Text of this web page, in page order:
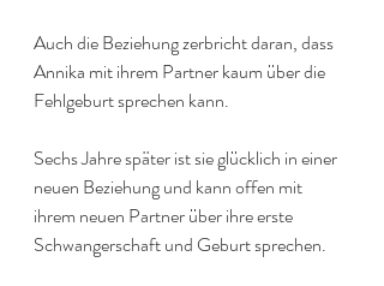
Auch die Beziehung zerbricht daran, dass
Annika mit ihrem Partner kaum über die
Fehlgeburt sprechen kann.
Sechs Jahre später ist sie glücklich in einer
neuen Beziehung und kann offen mit
ihrem neuen Partner über ihre erste
Schwangerschaft und Geburt sprechen.